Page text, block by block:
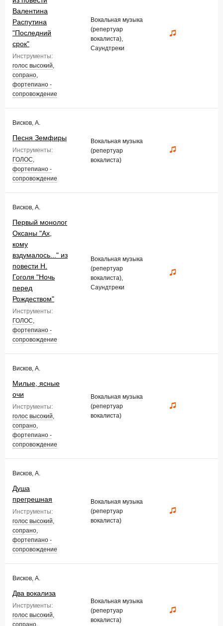
Валентина
Распутина
"Последний
срок"
Инструменты:
голос высокий,
сопрано,
фортепиано -
сопровождение
Вокальная музыка
(репертуар
вокалиста),
Саундтреки
Висков, А.
Песня Земфиры
Инструменты:
ГОЛОС,
фортепиано -
сопровождение
Вокальная музыка
(репертуар
вокалиста)
Висков, А.
Первый монолог
Оксаны "Ах,
кому
вздумалось..." из
повести Н.
Гоголя "Ночь
перед
Рождеством"
Инструменты:
ГОЛОС,
фортепиано -
сопровождение
Вокальная музыка
(репертуар
вокалиста),
Саундтреки
Висков, А.
Милые, ясные
очи
Инструменты:
голос высокий,
сопрано,
фортепиано -
сопровождение
Вокальная музыка
(репертуар
вокалиста)
Висков, А.
Душа
прегрешная
Инструменты:
голос высокий,
сопрано,
фортепиано -
сопровождение
Вокальная музыка
(репертуар
вокалиста)
Висков, А.
Два вокализа
Инструменты:
голос высокий,
сопрано,
Вокальная музыка
(репертуар
вокалиста)